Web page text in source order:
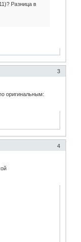
Разница в
3
оригинальным:
4